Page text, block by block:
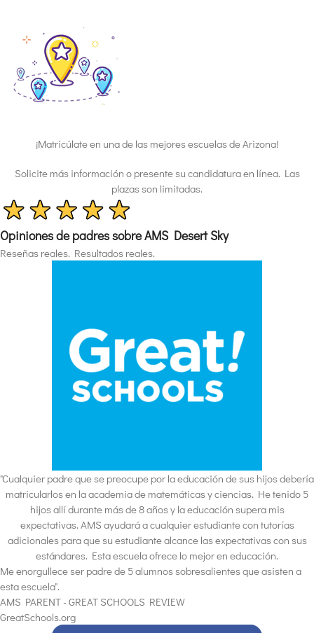
¡Matricúlate en una de las mejores escuelas de Arizona!
Solicite más información o presente su candidatura en línea. Las
plazas son limitadas.
Opiniones de padres sobre AMS Desert Sky
Reseñas reales. Resultados reales.
"Cualquier padre que se preocupe por la educación de sus hijos debería
matricularlos en la academia de matemáticas y ciencias. He tenido 5
hijos allí durante más de 8 años y la educación supera mis
expectativas. AMS ayudará a cualquier estudiante con tutorías
adicionales para que su estudiante alcance las expectativas con sus
estándares. Esta escuela ofrece lo mejor en educación.
Me enorgullece ser padre de 5 alumnos sobresalientes que asisten a
esta escuela".
AMS PARENT - GREAT SCHOOLS REVIEW
GreatSchools.org